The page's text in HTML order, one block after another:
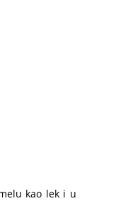
kao lek i u